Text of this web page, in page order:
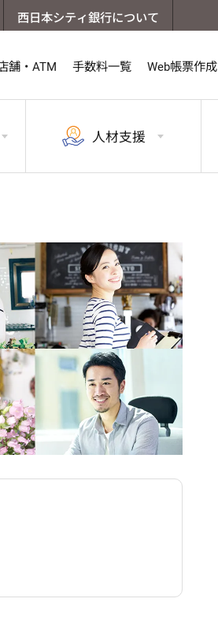
西日本シティ銀行について
舗・ATM 手数料一覧 Web帳票作成
人材支援